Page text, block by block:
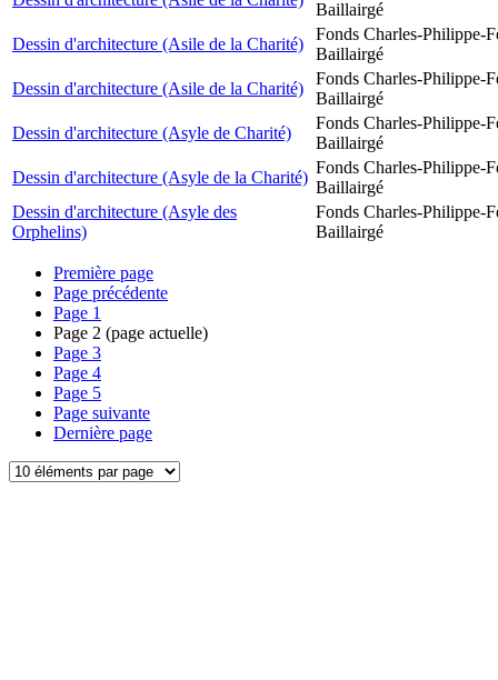
Baillairgé
Dessin d'architecture (Asile de la Charité)
Fonds Charles-Philippe-
Baillairgé
Dessin d'architecture (Asile de la Charité)
Fonds Charles-Philippe-
Baillairgé
Dessin d'architecture (Asyle de Charité)
Fonds Charles-Philippe-
Baillairgé
Dessin d'architecture (Asyle de la Charité)
Fonds Charles-Philippe-
Baillairgé
Dessin d'architecture (Asyle des
Orphelins)
Fonds Charles-Philippe-
Baillairgé
Première page
Page précédente
Page 1
Page 2 (page actuelle)
Page 3
Page 4
Page 5
Page suivante
Dernière page